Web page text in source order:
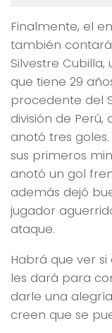
Finalmente, el
también
Silvestre
que tiene 29
procedente del
división de Perú,
anotó tres
sus primeros
anotó un gol
además dejó
jugador
ataque.
Habrá que ver
les dará para
darle una
creen que se